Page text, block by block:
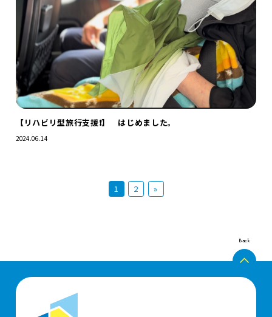
【リハビリ型旅行支援❗️】 はじめました。
2024.06.14
1 2 »
Back